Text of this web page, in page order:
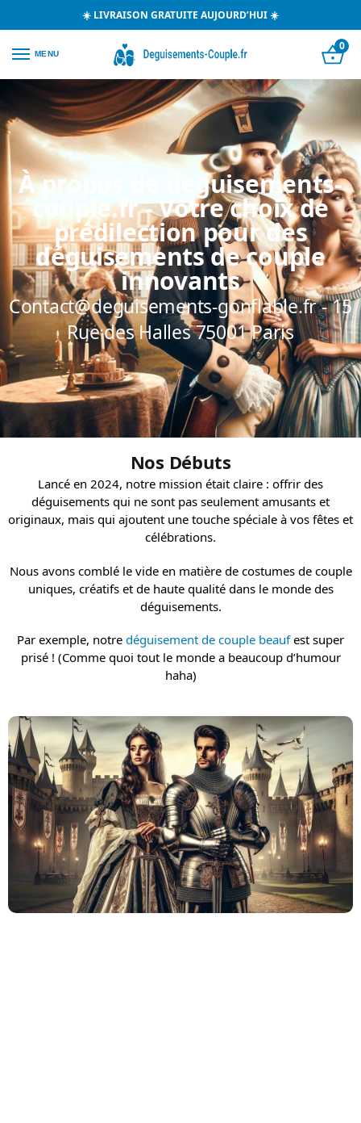
☀️ LIVRAISON GRATUITE AUJOURD’HUI ☀️
MENU
0
À propos de deguisements-
couple.fr - Votre choix de
prédilection pour des
déguisements de couple
innovants
Contact@deguisements-gonflable.fr - 15
Rue des Halles 75001 Paris
Nos Débuts
Lancé en 2024, notre mission était claire : offrir des
déguisements qui ne sont pas seulement amusants et
originaux, mais qui ajoutent une touche spéciale à vos fêtes et
célébrations.
Nous avons comblé le vide en matière de costumes de couple
uniques, créatifs et de haute qualité dans le monde des
déguisements.
Par exemple, notre déguisement de couple beaufest super
prisé ! (Comme quoi tout le monde a beaucoup d’humour
haha)